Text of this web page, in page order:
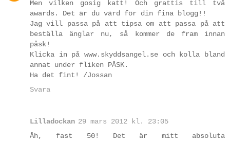
Men vilken gosig katt! Och grattis till två
awards. Det är du värd för din fina blogg!!
Jag vill passa på att tipsa om att passa på att
beställa änglar nu, så kommer de fram innan
påsk!
Klicka in på www.skyddsangel.se och kolla bland
annat under fliken PÅSK.
Ha det fint! /Jossan
Svara
Lilladockan 29 mars 2012 kl. 23:05
Åh, fast 50! Det är mitt absoluta